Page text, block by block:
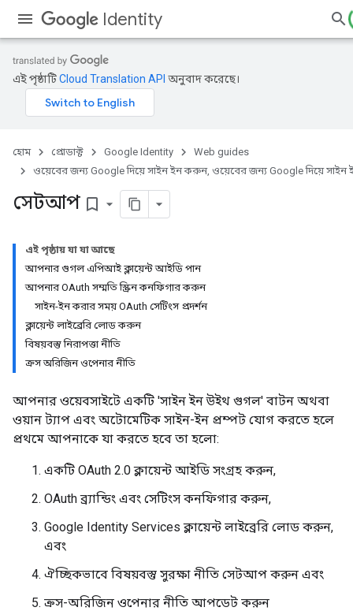
Identity
এই পৃষ্ঠাটিCloud Translation API অনুবাদ করেছে।
হোম প্রোডাক্ট Google Identity
Web guides
ওয়েবের জন্য Google দিয়ে সাইন ইন করুন, ওয়েবের জন্য Google দিয়ে
সেটআপ bookmark_border
এই পৃষ্ঠায় যা যা আছে
আপনার গুগল এপিআই ক্লায়েন্ট আইডি পান
আপনার OAuth সম্মতি স্ক্রিন কনফিগার করুন
সাইন-ইন করার সময় OAuth সেটিংস প্রদর্শন
ক্লায়েন্ট লাইব্রেরি লোড করুন
বিষয়বস্তু নিরাপত্তা নীতি
ক্রস অরিজিন ওপেনার নীতি
আপনার ওয়েবসাইটে একটি 'সাইন ইন উইথ গুগল' বাটন অথবা
ওয়ান ট্যাপ এবং অটোমেটিক সাইন-ইন প্রম্পট যোগ করতে হলে
প্রথমে আপনাকে যা করতে হবে তা হলো:
একটি OAuth 2.0 ক্লায়েন্ট আইডি সংগ্রহ করুন,
OAuth ব্র্যান্ডিং এবং সেটিংস কনফিগার করুন,
Google Identity Services ক্লায়েন্ট লাইব্রেরি লোড করুন,
এবং
ঐচ্ছিকভাবে বিষয়বস্তু সুরক্ষা নীতি সেটআপ করুন এবং
ক্রস-অরিজিন ওপেনার নীতি আপডেট করুন